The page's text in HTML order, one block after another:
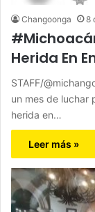
Changoonga 8
Herida En
STAFF/
un mes de luchar
herida en…
Leer más »